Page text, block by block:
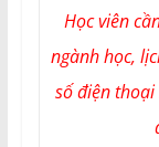
Học viên
ngành học,
số điện